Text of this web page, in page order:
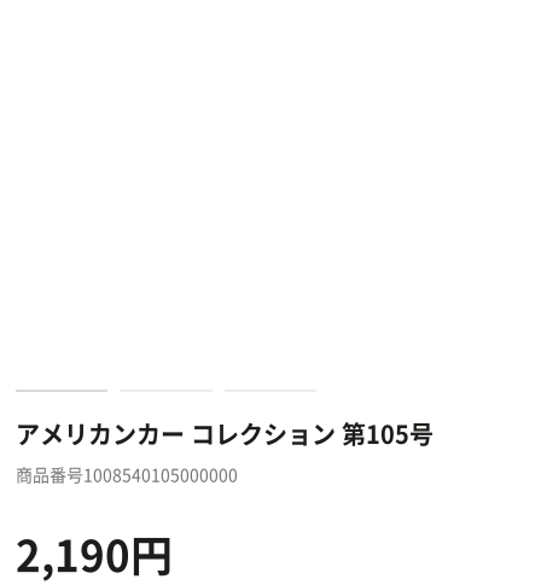
アメリカンカー コレクション 第105号
商品番号1008540105000000
2,190円